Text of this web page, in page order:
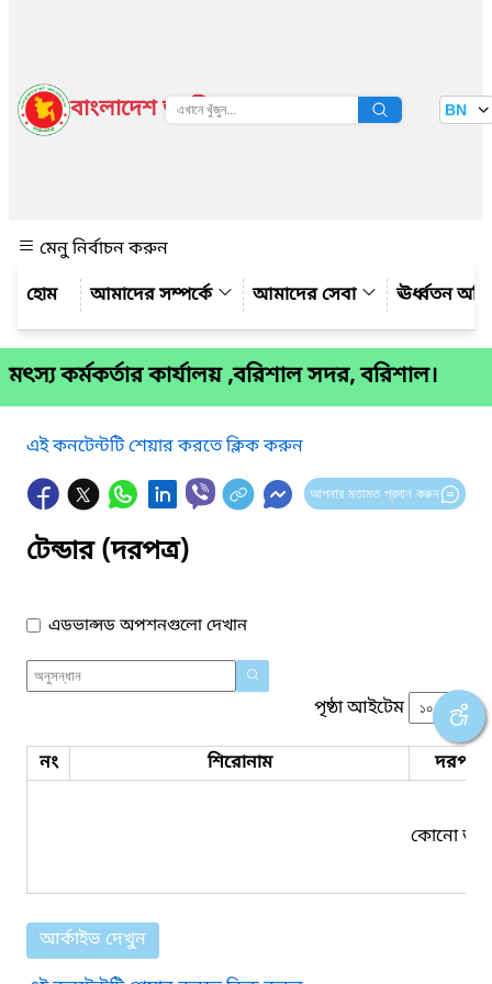
বাংলাদেশ জাতীয় তথ্য বাতায়ন BN
মেনু নির্বাচন করুন
আমাদের সম্পর্কে
আমাদের সেবা ঊর্ধ্বতন
মৎস্য কর্মকর্তার কার্যালয় ,বরিশাল সদর, বরিশাল।
এই কনটেন্টটি শেয়ার করতে ক্লিক করুন
আপনার মতামত প্রদান করুন
টেন্ডার (দরপত্র)
এডভান্সড অপশনগুলো দেখান
পৃষ্ঠা আইটেম
নং শিরোনাম দরপত্র
কোনো তথ্য
আর্কাইভ দেখুন